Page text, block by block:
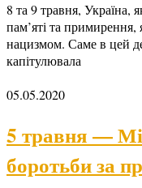
8 та 9 травня, Україна,
пам’яті та
нацизмом. Саме в цей
капітулювала
05.05.2020
5 травня —
боротьби за